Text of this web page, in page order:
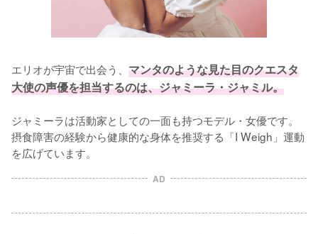
エリオが宇宙で出会う、 マンタのような見た目のクエスタ
大使の声優を担当するのは、ジャミーラ・ジャミル。
ジャミーラは活動家としての一面も持つモデル・女優です。
摂食障害の経験から健康的な身体を推奨する「I Weigh」運動
を広げています。
AD